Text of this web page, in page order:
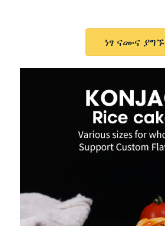
ነፃ ናሙና ያግኙ